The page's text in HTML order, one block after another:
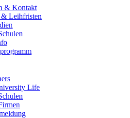
& Kontakt
Leihfristen
Life